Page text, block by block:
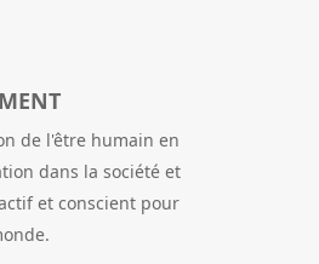
de l'être humain en
dans la société et
et conscient pour